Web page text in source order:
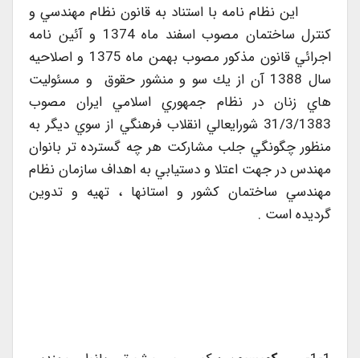
اين نظام نامه با استناد به قانون نظام مهندسي و
كنترل ساختمان مصوب اسفند ماه 1374 و آئين نامه
اجرائي قانون مذكور مصوب بهمن ماه 1375 و اصلاحيه
سال 1388 آن از يك سو و منشور حقوق و مسئوليت
هاي زنان در نظام جمهوري اسلامي ايران مصوب
31/3/1383 شورايعالي انقلاب فرهنگي از سوي ديگر به
منظور چگونگي جلب مشاركت هر چه گسترده تر بانوان
مهندس در جهت اعتلا و دستيابي به اهداف سازمان نظام
مهندسي ساختمان كشور و استانها ، تهيه و تدوين
گرديده است .